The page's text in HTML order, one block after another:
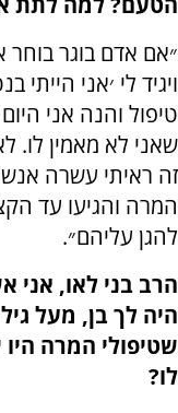
״אם אדם בוגר בוחר
ויגיד לי ׳אני
טיפול והנה אני
שאני לא מאמין לו.
זה ראיתי עשרה
המרה והגיעו עד
להגן עליהם״.
הרב בני לאו, אני
שטיפולי המרה היו
לו?